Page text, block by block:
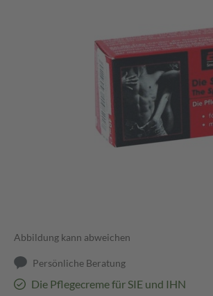
Abbildung kann abweichen
Persönliche Beratung
Die Pflegecreme für SIE und IHN